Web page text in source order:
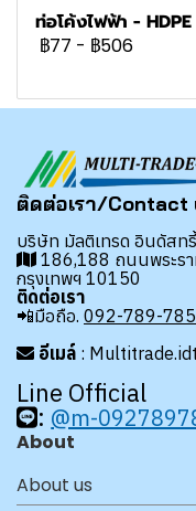
ท่อโค้งไฟฟ้า - HDPE
฿77 - ฿506
ติดต่อเรา/Contact
บริษัท มัลติเทรด อินดัสท
186,188 ถนนพระรา
กรุงเทพฯ 10150
ติดต่อเรา
📲มือถือ. 092-789-
อีเมล์ :
Line Official
: @m-
About
About us